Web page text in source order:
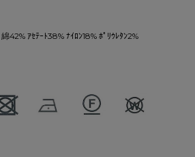
綿42% ｱｾﾃｰﾄ38% ﾅｲﾛﾝ18% ﾎﾟﾘｳﾚﾀﾝ2%